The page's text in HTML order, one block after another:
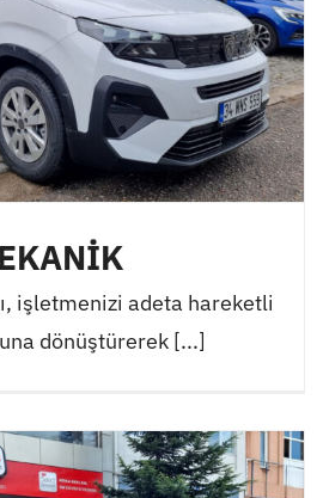
işletmenizi adeta hareketli
dönüştürerek [...]